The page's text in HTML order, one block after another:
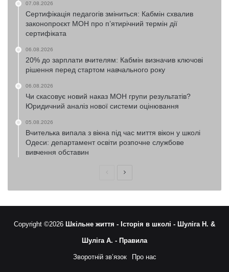
07.08.2026
Сертифікація педагогів зміниться: Кабмін схвалив
законопроєкт МОН про п’ятирічний термін дії
сертифіката
06.08.2026
20% до зарплати вчителям: Кабмін визначив ключові
рішення перед стартом навчального року
06.08.2026
Чи скасовує новий наказ МОН групи результатів?
Юридичний аналіз нової системи оцінювання
05.08.2026
Вчителька випала з вікна під час миття вікон у школі
Одеси: департамент освіти розпочне службове
вивчення обставин
ПопередняНаступна
Copyright ©2026 Шкільне життя - Історія в школі - Шуліга Н. &
Шуліга А. - Правила
Зворотній зв’язок Про нас